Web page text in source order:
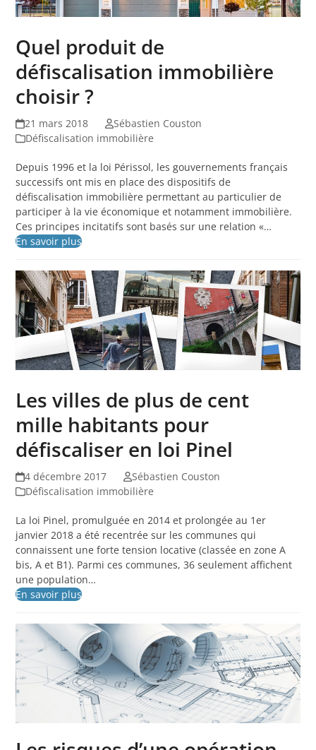
Quel produit de
défiscalisation immobilière
choisir ?
21 mars 2018
Sébastien Couston
Défiscalisation immobilière
Depuis 1996 et la loi Périssol, les gouvernements français
successifs ont mis en place des dispositifs de
défiscalisation immobilière permettant au particulier de
participer à la vie économique et notamment immobilière.
Ces principes incitatifs sont basés sur une relation «…
En savoir plus
Les villes de plus de cent
mille habitants pour
défiscaliser en loi Pinel
4 décembre 2017
Sébastien Couston
Défiscalisation immobilière
La loi Pinel, promulguée en 2014 et prolongée au 1er
janvier 2018 a été recentrée sur les communes qui
connaissent une forte tension locative (classée en zone A
bis, A et B1). Parmi ces communes, 36 seulement affichent
une population…
En savoir plus